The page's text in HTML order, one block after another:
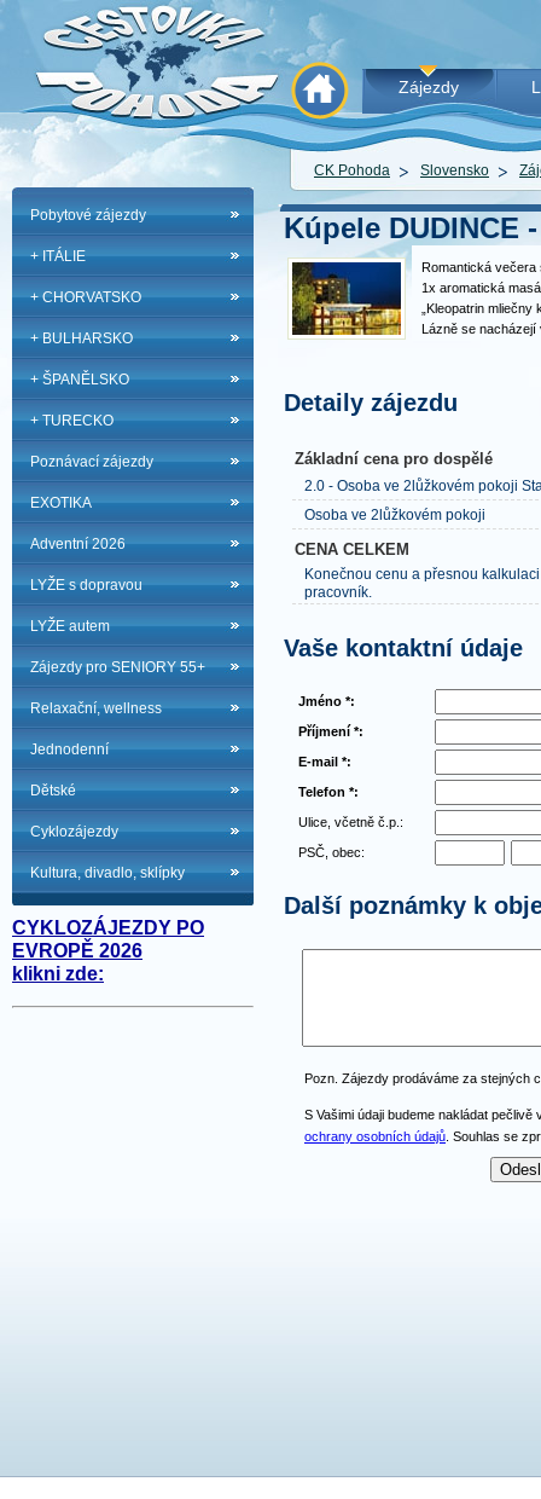
Zájezdy
CK Pohoda Slovensko
Pobytové zájezdy
+ ITÁLIE
+ CHORVATSKO
+ BULHARSKO
+ ŠPANĚLSKO
+ TURECKO
Poznávací zájezdy
EXOTIKA
Adventní 2026
LYŽE s dopravou
LYŽE autem
Zájezdy pro SENIORY 55+
Relaxační, wellness
Jednodenní
Dětské
Cyklozájezdy
Kultura, divadlo, sklípky
CYKLOZÁJEZDY PO
EVROPĚ 2026
klikni zde:
Kúpele DUDINCE
Romantická večera
1x aromatická
„Kleopatrin
Lázně se
Detaily zájezdu
Základní cena pro dospělé
2.0 - Osoba ve 2lůžkovém pokoji
Osoba ve 2lůžkovém pokoji
CENA CELKEM
Konečnou cenu a přesnou
pracovník.
Vaše kontaktní údaje
Jméno *:
Příjmení *:
E-mail *:
Telefon *:
Ulice, včetně č.p.:
PSČ, obec:
Další poznámky k
Pozn. Zájezdy prodáváme za stejných
S Vašimi údaji budeme nakládat
ochrany osobních údajů . Souhlas se